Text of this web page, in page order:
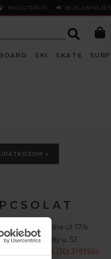
REGISZTRÁCIÓ BEJELENTKEZÉS
SKI SKATE SURF
»
C S O L A T
Budapest, Karolina út 17/b
Budapest Király u. 52.
+36 (30) 3193924